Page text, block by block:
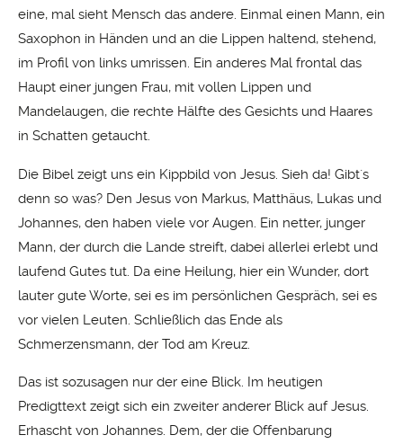
eine, mal sieht Mensch das andere. Einmal einen Mann, ein
Saxophon in Händen und an die Lippen haltend, stehend,
im Profil von links umrissen. Ein anderes Mal frontal das
Haupt einer jungen Frau, mit vollen Lippen und
Mandelaugen, die rechte Hälfte des Gesichts und Haares
in Schatten getaucht.
Die Bibel zeigt uns ein Kippbild von Jesus. Sieh da! Gibt´s
denn so was? Den Jesus von Markus, Matthäus, Lukas und
Johannes, den haben viele vor Augen. Ein netter, junger
Mann, der durch die Lande streift, dabei allerlei erlebt und
laufend Gutes tut. Da eine Heilung, hier ein Wunder, dort
lauter gute Worte, sei es im persönlichen Gespräch, sei es
vor vielen Leuten. Schließlich das Ende als
Schmerzensmann, der Tod am Kreuz.
Das ist sozusagen nur der eine Blick. Im heutigen
Predigttext zeigt sich ein zweiter anderer Blick auf Jesus.
Erhascht von Johannes. Dem, der die Offenbarung